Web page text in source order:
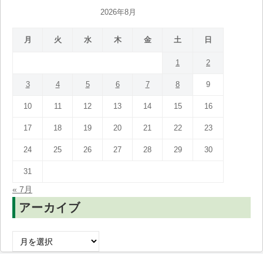
2026年8月
月 火 水 木 金 土 日
1 2
3 4 5 6 7 8 9
10 11 12 13 14 15 16
17 18 19 20 21 22 23
24 25 26 27 28 29 30
31
« 7月
アーカイブ
ー